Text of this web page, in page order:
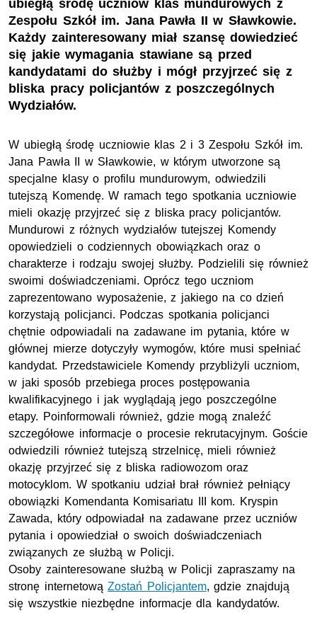
ubiegłą środę uczniów klas mundurowych z
Zespołu Szkół im. Jana Pawła II w Sławkowie.
Każdy zainteresowany miał szansę dowiedzieć
się jakie wymagania stawiane są przed
kandydatami do służby i mógł przyjrzeć się z
bliska pracy policjantów z poszczególnych
Wydziałów.
W ubiegłą środę uczniowie klas 2 i 3 Zespołu Szkół im.
Jana Pawła II w Sławkowie, w którym utworzone są
specjalne klasy o profilu mundurowym, odwiedzili
tutejszą Komendę. W ramach tego spotkania uczniowie
mieli okazję przyjrzeć się z bliska pracy policjantów.
Mundurowi z różnych wydziałów tutejszej Komendy
opowiedzieli o codziennych obowiązkach oraz o
charakterze i rodzaju swojej służby. Podzielili się również
swoimi doświadczeniami. Oprócz tego uczniom
zaprezentowano wyposażenie, z jakiego na co dzień
korzystają policjanci. Podczas spotkania policjanci
chętnie odpowiadali na zadawane im pytania, które w
głównej mierze dotyczyły wymogów, które musi spełniać
kandydat. Przedstawiciele Komendy przybliżyli uczniom,
w jaki sposób przebiega proces postępowania
kwalifikacyjnego i jak wyglądają jego poszczególne
etapy. Poinformowali również, gdzie mogą znaleźć
szczegółowe informacje o procesie rekrutacyjnym. Goście
odwiedzili również tutejszą strzelnicę, mieli również
okazję przyjrzeć się z bliska radiowozom oraz
motocyklom. W spotkaniu udział brał również pełniący
obowiązki Komendanta Komisariatu III
kom. Kryspin
Zawada, który odpowiadał na zadawane przez uczniów
pytania i opowiedział o swoich doświadczeniach
związanych ze służbą w Policji.
Osoby zainteresowane służbą w Policji zapraszamy na
stronę internetowąZostań Policjantem, gdzie znajdują
się wszystkie niezbędne informacje dla kandydatów.